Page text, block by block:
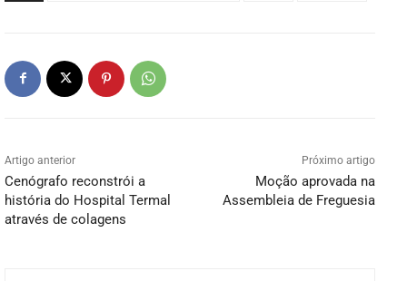
Artigo anterior
Cenógrafo reconstrói a
história do Hospital Termal
através de colagens
Próximo artigo
Moção aprovada na
Assembleia de Freguesia